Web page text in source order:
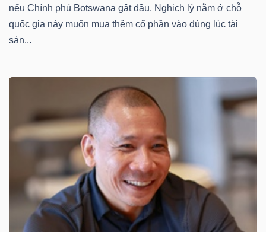
nếu Chính phủ Botswana gật đầu. Nghịch lý nằm ở chỗ
quốc gia này muốn mua thêm cổ phần vào đúng lúc tài
sản...
CHĂM
SÓC
SỨC
TÀI
CÔNG